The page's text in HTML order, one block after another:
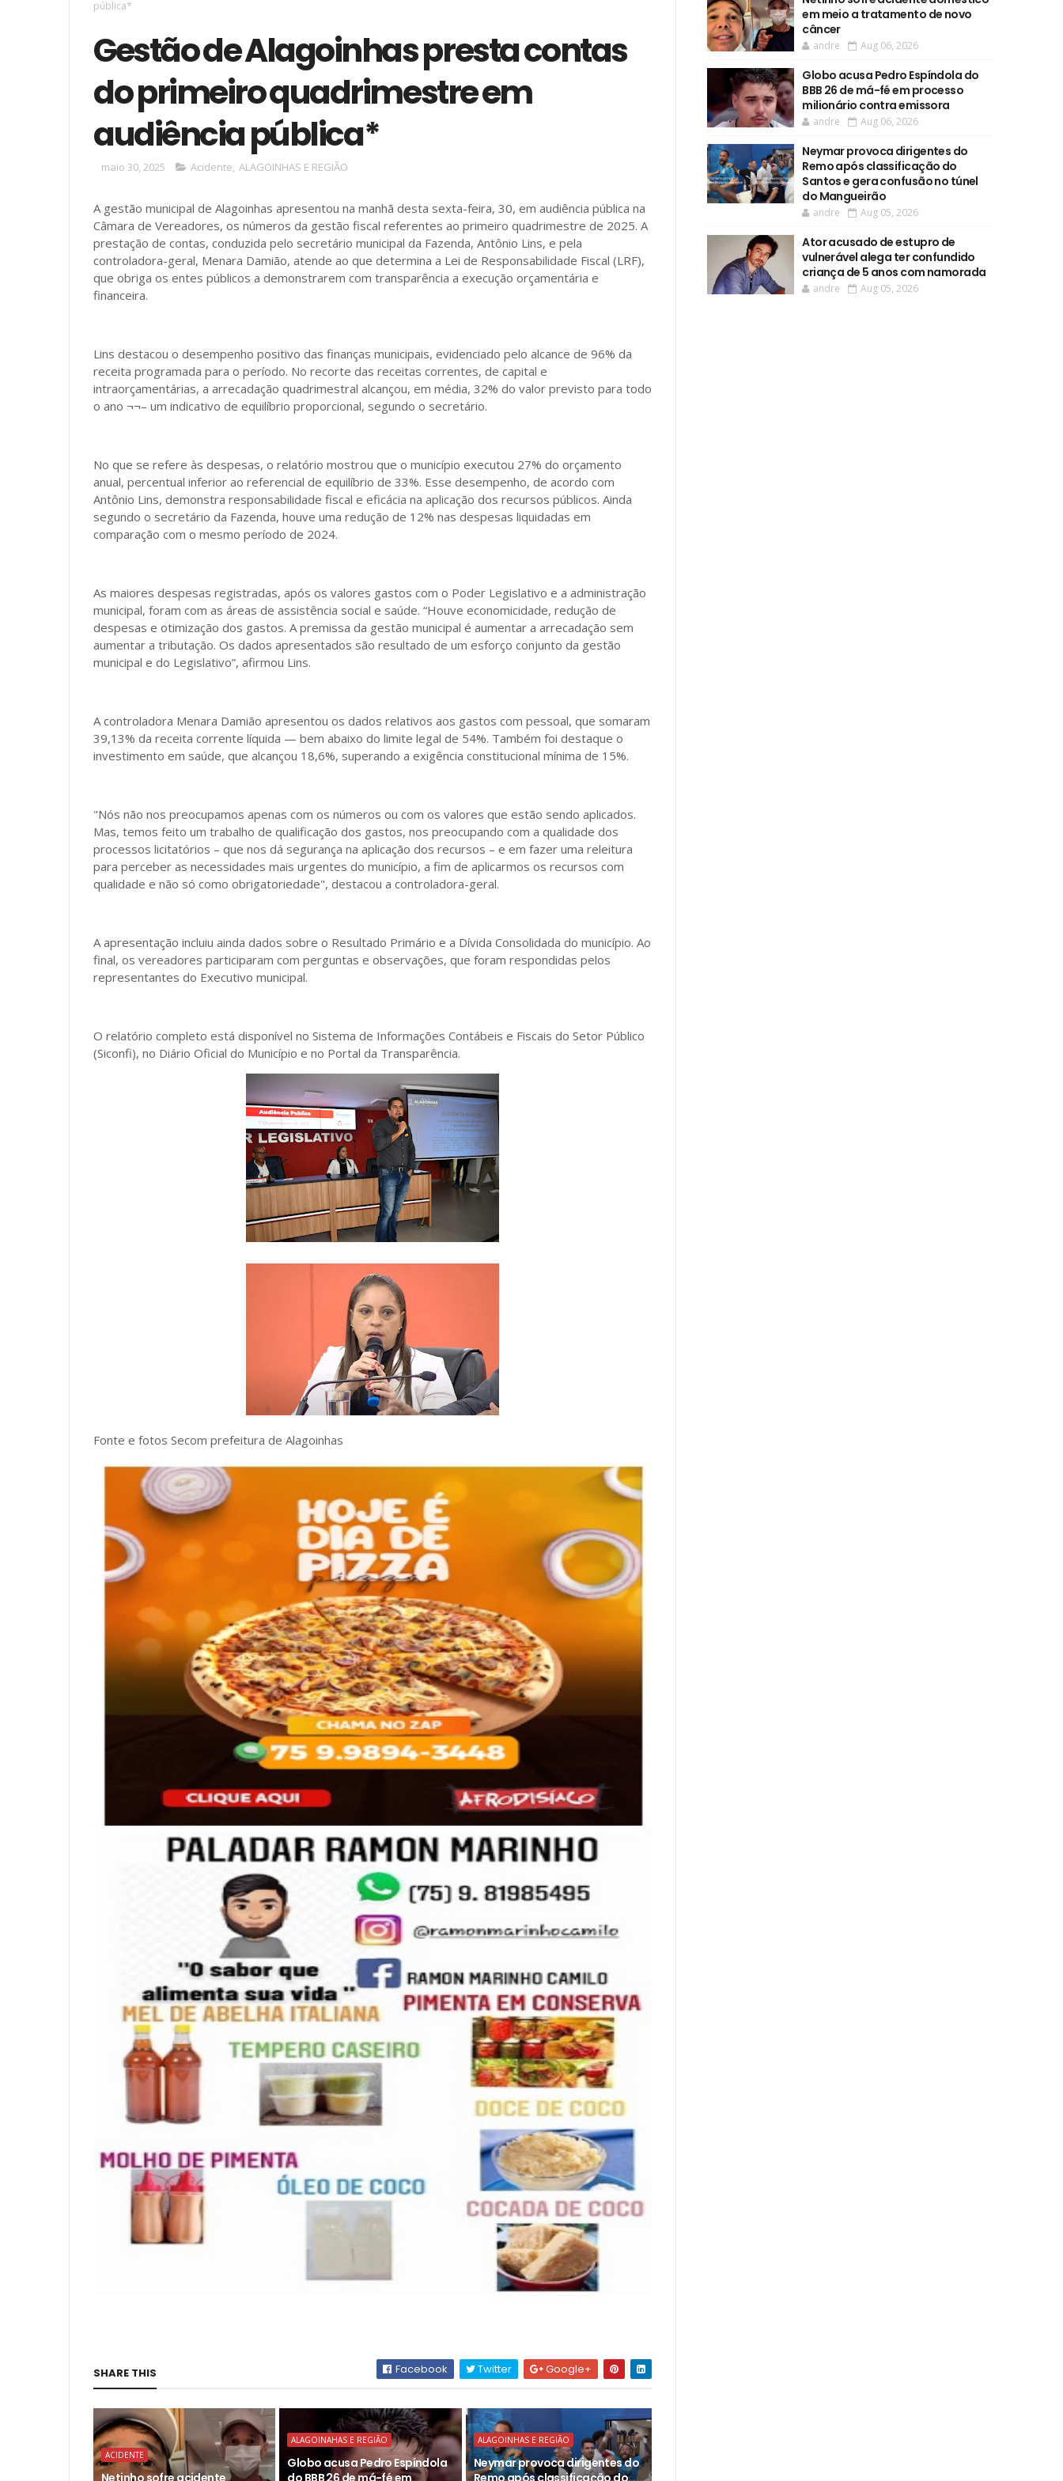
pública*
Gestão de Alagoinhas presta contas
do primeiro quadrimestre em
audiência pública*
maio 30, 2025 Acidente, ALAGOINHAS E REGIÃO
A gestão municipal de Alagoinhas apresentou na manhã desta sexta-feira, 30, em audiência pública na
Câmara de Vereadores, os números da gestão fiscal referentes ao primeiro quadrimestre de 2025. A
prestação de contas, conduzida pelo secretário municipal da Fazenda, Antônio Lins, e pela
controladora-geral, Menara Damião, atende ao que determina a Lei de Responsabilidade Fiscal (LRF),
que obriga os entes públicos a demonstrarem com transparência a execução orçamentária e
financeira.
Lins destacou o desempenho positivo das finanças municipais, evidenciado pelo alcance de 96% da
receita programada para o período. No recorte das receitas correntes, de capital e
intraorçamentárias, a arrecadação quadrimestral alcançou, em média, 32% do valor previsto para todo
o ano ¬¬– um indicativo de equilíbrio proporcional, segundo o secretário.
No que se refere às despesas, o relatório mostrou que o município executou 27% do orçamento
anual, percentual inferior ao referencial de equilíbrio de 33%. Esse desempenho, de acordo com
Antônio Lins, demonstra responsabilidade fiscal e eficácia na aplicação dos recursos públicos. Ainda
segundo o secretário da Fazenda, houve uma redução de 12% nas despesas liquidadas em
comparação com o mesmo período de 2024.
As maiores despesas registradas, após os valores gastos com o Poder Legislativo e a administração
municipal, foram com as áreas de assistência social e saúde. “Houve economicidade, redução de
despesas e otimização dos gastos. A premissa da gestão municipal é aumentar a arrecadação sem
aumentar a tributação. Os dados apresentados são resultado de um esforço conjunto da gestão
municipal e do Legislativo”, afirmou Lins.
A controladora Menara Damião apresentou os dados relativos aos gastos com pessoal, que somaram
39,13% da receita corrente líquida — bem abaixo do limite legal de 54%. Também foi destaque o
investimento em saúde, que alcançou 18,6%, superando a exigência constitucional mínima de 15%.
"Nós não nos preocupamos apenas com os números ou com os valores que estão sendo aplicados.
Mas, temos feito um trabalho de qualificação dos gastos, nos preocupando com a qualidade dos
processos licitatórios – que nos dá segurança na aplicação dos recursos – e em fazer uma releitura
para perceber as necessidades mais urgentes do município, a fim de aplicarmos os recursos com
qualidade e não só como obrigatoriedade", destacou a controladora-geral.
A apresentação incluiu ainda dados sobre o Resultado Primário e a Dívida Consolidada do município. Ao
final, os vereadores participaram com perguntas e observações, que foram respondidas pelos
representantes do Executivo municipal.
O relatório completo está disponível no Sistema de Informações Contábeis e Fiscais do Setor Público
(Siconfi), no Diário Oficial do Município e no Portal da Transparência.
Fonte e fotos Secom prefeitura de Alagoinhas
SHARE THIS Facebook Twitter Google+
ACIDENTE
Netinho sofre acidente
ALAGOINAHAS E REGIÃO
Globo acusa Pedro Espíndola
do BBB 26 de má-fé em
ALAGOINHAS E REGIÃO
Neymar provoca dirigentes do
Remo após classificação do
em meio a tratamento de novo
câncer
andre Aug 06, 2026
Globo acusa Pedro Espíndola do
BBB 26 de má-fé em processo
milionário contra emissora
andre Aug 06, 2026
Neymar provoca dirigentes do
Remo após classificação do
Santos e gera confusão no túnel
do Mangueirão
andre Aug 05, 2026
Ator acusado de estupro de
vulnerável alega ter confundido
criança de 5 anos com namorada
andre Aug 05, 2026